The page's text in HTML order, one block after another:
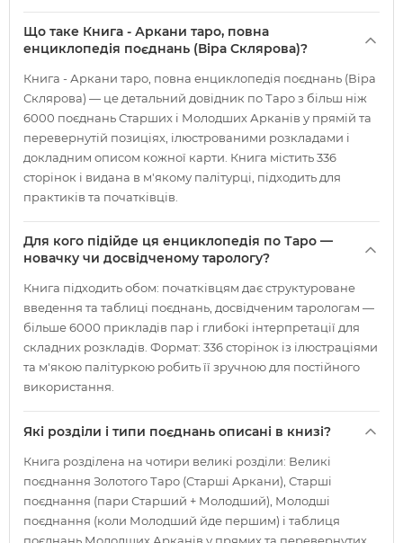
Що таке Книга - Аркани таро, повна
енциклопедія поєднань (Віра Склярова)?
Книга - Аркани таро, повна енциклопедія поєднань (Віра
Склярова) — це детальний довідник по Таро з більш ніж
6000 поєднань Старших і Молодших Арканів у прямій та
перевернутій позиціях, ілюстрованими розкладами і
докладним описом кожної карти. Книга містить 336
сторінок і видана в м'якому палітурці, підходить для
практиків та початківців.
Для кого підійде ця енциклопедія по Таро —
новачку чи досвідченому тарологу?
Книга підходить обом: початківцям дає структуроване
введення та таблиці поєднань, досвідченим тарологам —
більше 6000 прикладів пар і глибокі інтерпретації для
складних розкладів. Формат: 336 сторінок із ілюстраціями
та м'якою палітуркою робить її зручною для постійного
використання.
Які розділи і типи поєднань описані в книзі?
Книга розділена на чотири великі розділи: Великі
поєднання Золотого Таро (Старші Аркани), Старші
поєднання (пари Старший + Молодший), Молодші
поєднання (коли Молодший йде першим) і таблиця